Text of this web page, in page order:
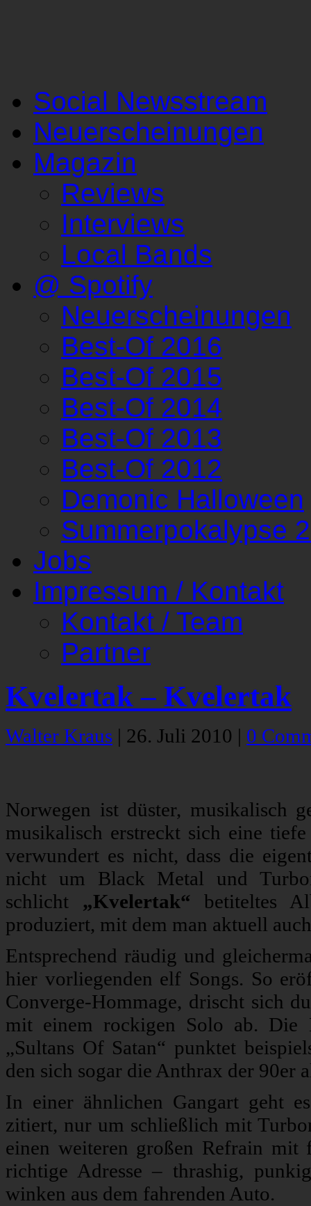
Social Newsstream
Neuerscheinungen
Magazin
Reviews
Interviews
Local Bands
@ Spotify
Neuerscheinungen
Best-Of 2016
Best-Of 2015
Best-Of 2014
Best-Of 2013
Best-Of 2012
Demonic Halloween
Summerpokalypse
Jobs
Impressum / Kontakt
Kontakt / Team
Partner
Kvelertak – Kvelertak
Walter Kraus | 26. Juli 2010 | 0
Norwegen ist düster, musikalisch
musikalisch erstreckt sich eine
verwundert es nicht, dass die
nicht um Black Metal und
schlicht „Kvelertak“ betiteltes
produziert, mit dem man aktuell
Entsprechend räudig und
hier vorliegenden elf Songs. So
Converge-Hommage, drischt sich
mit einem rockigen Solo ab. Die
„Sultans Of Satan“ punktet
den sich sogar die Anthrax der 90er
In einer ähnlichen Gangart geht
zitiert, nur um schließlich mit
einen weiteren großen Refrain
richtige Adresse – thrashig,
winken aus dem fahrenden Auto.